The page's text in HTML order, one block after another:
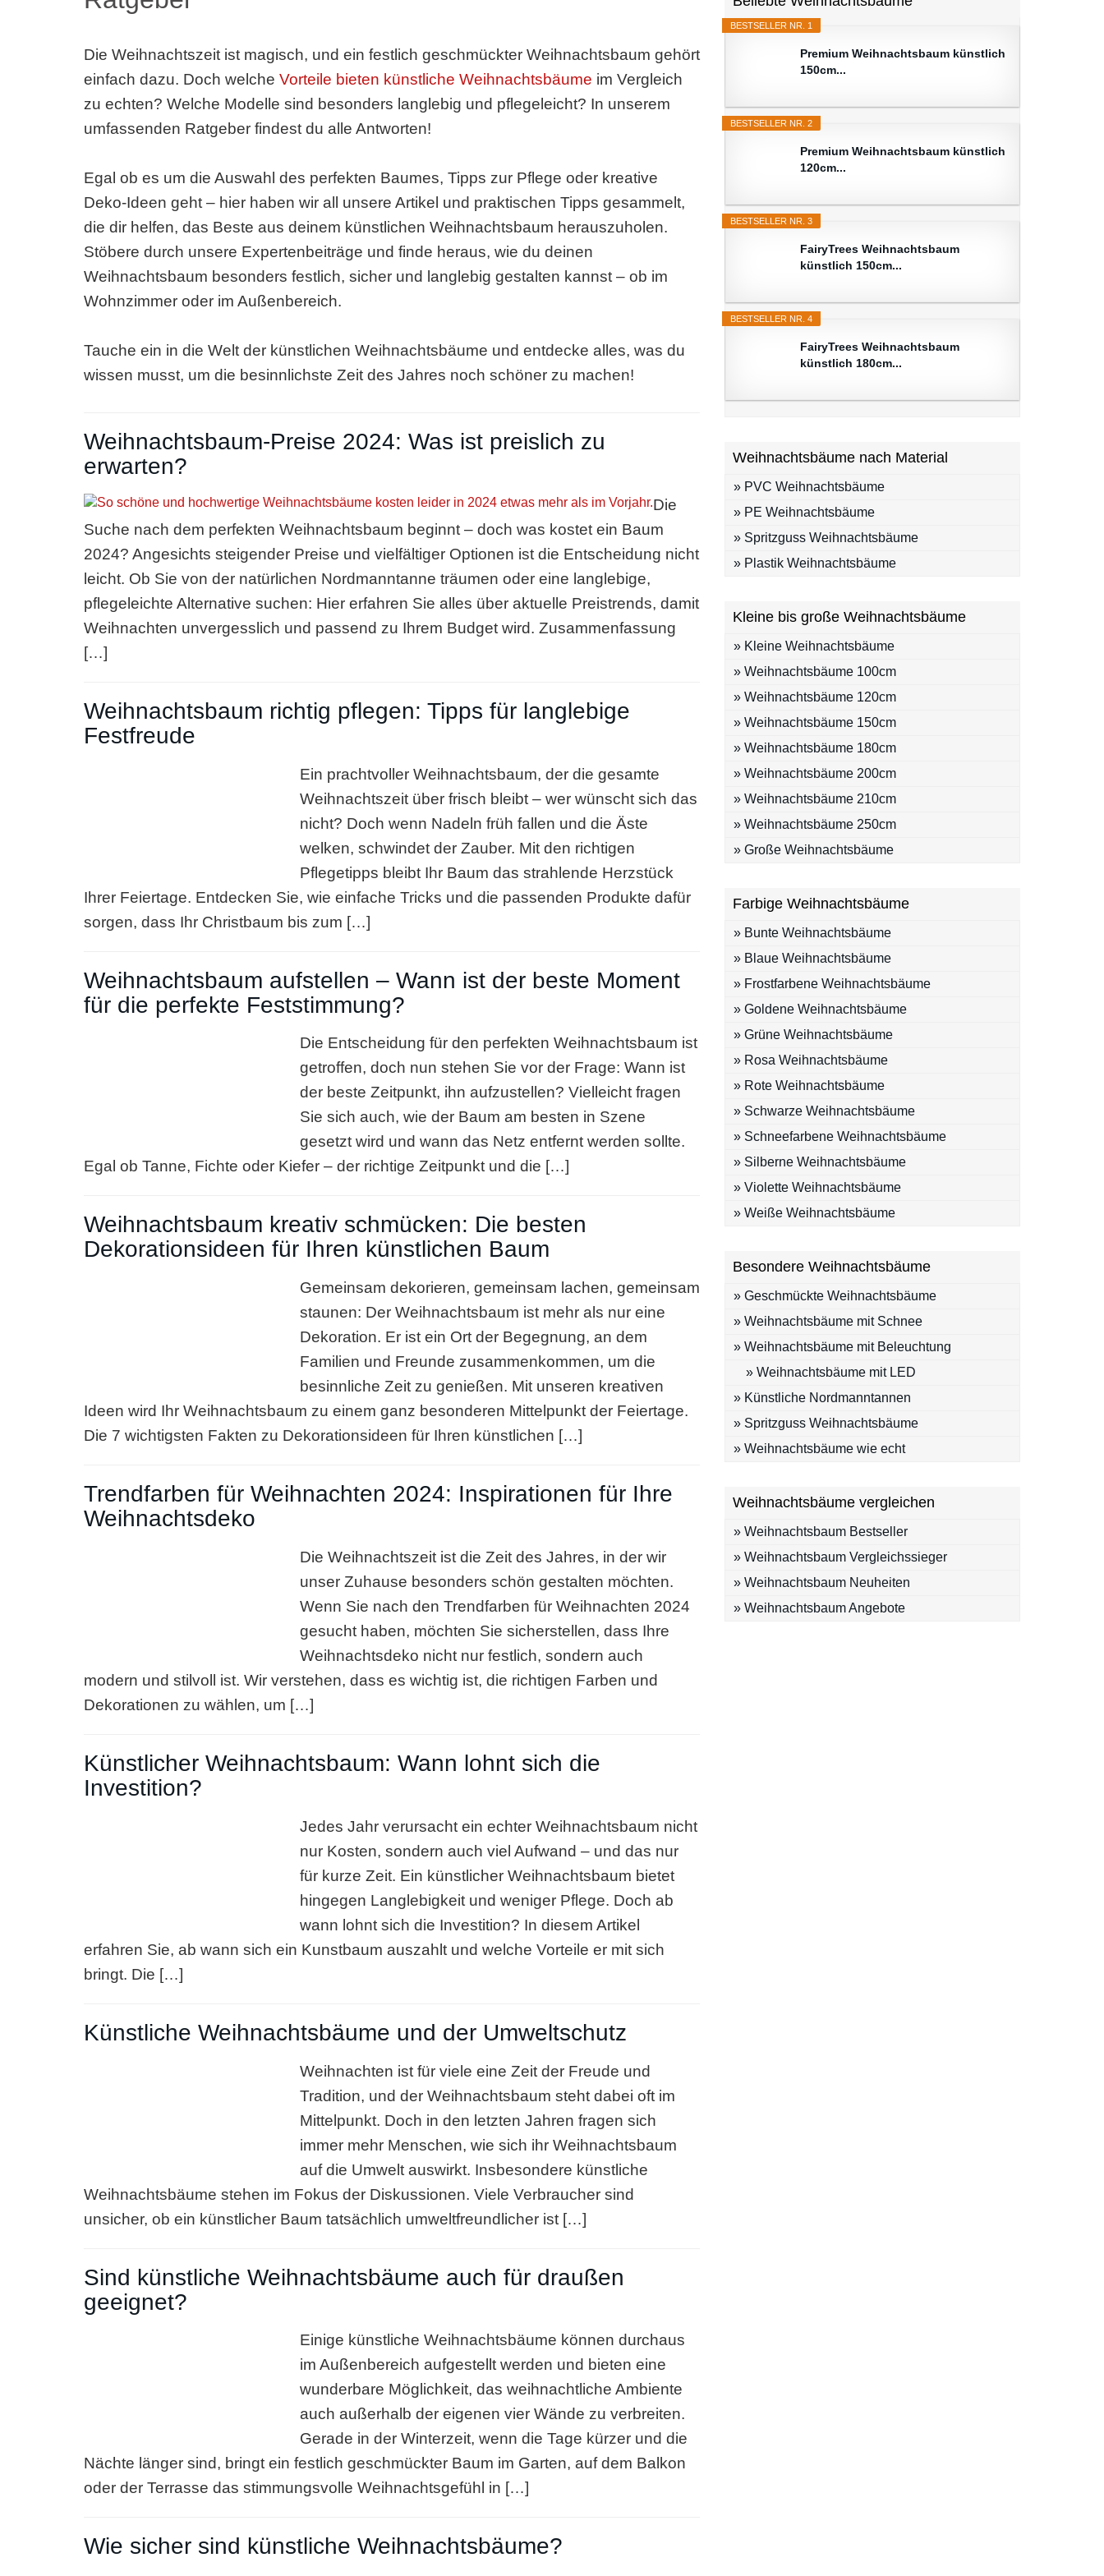
Die Weihnachtszeit ist magisch, und ein festlich geschmückter Weihnachtsbaum gehört
einfach dazu. Doch welche Vorteile bieten künstliche Weihnachtsbäume im Vergleich
zu echten? Welche Modelle sind besonders langlebig und pflegeleicht? In unserem
umfassenden Ratgeber findest du alle Antworten!
Egal ob es um die Auswahl des perfekten Baumes, Tipps zur Pflege oder kreative
Deko-Ideen geht – hier haben wir all unsere Artikel und praktischen Tipps gesammelt,
die dir helfen, das Beste aus deinem künstlichen Weihnachtsbaum herauszuholen.
Stöbere durch unsere Expertenbeiträge und finde heraus, wie du deinen
Weihnachtsbaum besonders festlich, sicher und langlebig gestalten kannst – ob im
Wohnzimmer oder im Außenbereich.
Tauche ein in die Welt der künstlichen Weihnachtsbäume und entdecke alles, was du
wissen musst, um die besinnlichste Zeit des Jahres noch schöner zu machen!
Weihnachtsbaum-Preise 2024: Was ist preislich zu
erwarten?
Die
Suche nach dem perfekten Weihnachtsbaum beginnt – doch was kostet ein Baum
2024? Angesichts steigender Preise und vielfältiger Optionen ist die Entscheidung nicht
leicht. Ob Sie von der natürlichen Nordmanntanne träumen oder eine langlebige,
pflegeleichte Alternative suchen: Hier erfahren Sie alles über aktuelle Preistrends, damit
Weihnachten unvergesslich und passend zu Ihrem Budget wird. Zusammenfassung
[…]
Weihnachtsbaum richtig pflegen: Tipps für langlebige
Festfreude
Ein prachtvoller Weihnachtsbaum, der die gesamte
Weihnachtszeit über frisch bleibt – wer wünscht sich das
nicht? Doch wenn Nadeln früh fallen und die Äste
welken, schwindet der Zauber. Mit den richtigen
Pflegetipps bleibt Ihr Baum das strahlende Herzstück
Ihrer Feiertage. Entdecken Sie, wie einfache Tricks und die passenden Produkte dafür
sorgen, dass Ihr Christbaum bis zum […]
Weihnachtsbaum aufstellen – Wann ist der beste Moment
für die perfekte Feststimmung?
Die Entscheidung für den perfekten Weihnachtsbaum ist
getroffen, doch nun stehen Sie vor der Frage: Wann ist
der beste Zeitpunkt, ihn aufzustellen? Vielleicht fragen
Sie sich auch, wie der Baum am besten in Szene
gesetzt wird und wann das Netz entfernt werden sollte.
Egal ob Tanne, Fichte oder Kiefer – der richtige Zeitpunkt und die […]
Weihnachtsbaum kreativ schmücken: Die besten
Dekorationsideen für Ihren künstlichen Baum
Gemeinsam dekorieren, gemeinsam lachen, gemeinsam
staunen: Der Weihnachtsbaum ist mehr als nur eine
Dekoration. Er ist ein Ort der Begegnung, an dem
Familien und Freunde zusammenkommen, um die
besinnliche Zeit zu genießen. Mit unseren kreativen
Ideen wird Ihr Weihnachtsbaum zu einem ganz besonderen Mittelpunkt der Feiertage.
Die 7 wichtigsten Fakten zu Dekorationsideen für Ihren künstlichen […]
Trendfarben für Weihnachten 2024: Inspirationen für Ihre
Weihnachtsdeko
Die Weihnachtszeit ist die Zeit des Jahres, in der wir
unser Zuhause besonders schön gestalten möchten.
Wenn Sie nach den Trendfarben für Weihnachten 2024
gesucht haben, möchten Sie sicherstellen, dass Ihre
Weihnachtsdeko nicht nur festlich, sondern auch
modern und stilvoll ist. Wir verstehen, dass es wichtig ist, die richtigen Farben und
Dekorationen zu wählen, um […]
Künstlicher Weihnachtsbaum: Wann lohnt sich die
Investition?
Jedes Jahr verursacht ein echter Weihnachtsbaum nicht
nur Kosten, sondern auch viel Aufwand – und das nur
für kurze Zeit. Ein künstlicher Weihnachtsbaum bietet
hingegen Langlebigkeit und weniger Pflege. Doch ab
wann lohnt sich die Investition? In diesem Artikel
erfahren Sie, ab wann sich ein Kunstbaum auszahlt und welche Vorteile er mit sich
bringt. Die […]
Künstliche Weihnachtsbäume und der Umweltschutz
Weihnachten ist für viele eine Zeit der Freude und
Tradition, und der Weihnachtsbaum steht dabei oft im
Mittelpunkt. Doch in den letzten Jahren fragen sich
immer mehr Menschen, wie sich ihr Weihnachtsbaum
auf die Umwelt auswirkt. Insbesondere künstliche
Weihnachtsbäume stehen im Fokus der Diskussionen. Viele Verbraucher sind
unsicher, ob ein künstlicher Baum tatsächlich umweltfreundlicher ist […]
Sind künstliche Weihnachtsbäume auch für draußen
geeignet?
Einige künstliche Weihnachtsbäume können durchaus
im Außenbereich aufgestellt werden und bieten eine
wunderbare Möglichkeit, das weihnachtliche Ambiente
auch außerhalb der eigenen vier Wände zu verbreiten.
Gerade in der Winterzeit, wenn die Tage kürzer und die
Nächte länger sind, bringt ein festlich geschmückter Baum im Garten, auf dem Balkon
oder der Terrasse das stimmungsvolle Weihnachtsgefühl in […]
Wie sicher sind künstliche Weihnachtsbäume?
BESTSELLER NR. 1
Premium Weihnachtsbaum künstlich
150cm...
BESTSELLER NR. 2
Premium Weihnachtsbaum künstlich
120cm...
BESTSELLER NR. 3
FairyTrees Weihnachtsbaum
künstlich 150cm...
BESTSELLER NR. 4
FairyTrees Weihnachtsbaum
künstlich 180cm...
Weihnachtsbäume nach Material
» PVC Weihnachtsbäume
» PE Weihnachtsbäume
» Spritzguss Weihnachtsbäume
» Plastik Weihnachtsbäume
Kleine bis große Weihnachtsbäume
» Kleine Weihnachtsbäume
» Weihnachtsbäume 100cm
» Weihnachtsbäume 120cm
» Weihnachtsbäume 150cm
» Weihnachtsbäume 180cm
» Weihnachtsbäume 200cm
» Weihnachtsbäume 210cm
» Weihnachtsbäume 250cm
» Große Weihnachtsbäume
Farbige Weihnachtsbäume
» Bunte Weihnachtsbäume
» Blaue Weihnachtsbäume
» Frostfarbene Weihnachtsbäume
» Goldene Weihnachtsbäume
» Grüne Weihnachtsbäume
» Rosa Weihnachtsbäume
» Rote Weihnachtsbäume
» Schwarze Weihnachtsbäume
» Schneefarbene Weihnachtsbäume
» Silberne Weihnachtsbäume
» Violette Weihnachtsbäume
» Weiße Weihnachtsbäume
Besondere Weihnachtsbäume
» Geschmückte Weihnachtsbäume
» Weihnachtsbäume mit Schnee
» Weihnachtsbäume mit Beleuchtung
» Weihnachtsbäume mit LED
» Künstliche Nordmanntannen
» Spritzguss Weihnachtsbäume
» Weihnachtsbäume wie echt
Weihnachtsbäume vergleichen
» Weihnachtsbaum Bestseller
» Weihnachtsbaum Vergleichssieger
» Weihnachtsbaum Neuheiten
» Weihnachtsbaum Angebote